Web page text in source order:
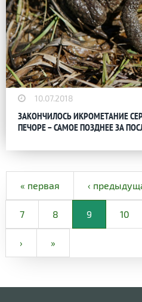
10.07.2018
ЗАКОНЧИЛОСЬ ИКРОМЕТАНИЕ
ПЕЧОРЕ – САМОЕ ПОЗДНЕЕ ЗА
« первая ‹
7 8 9 10
› »